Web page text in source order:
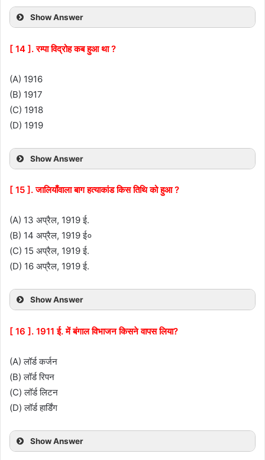
Show Answer
[ 14 ]. रम्पा विद्रोह कब हुआ था ?
(A) 1916
(B) 1917
(C) 1918
(D) 1919
Show Answer
[ 15 ]. जालियाँवाला बाग हत्याकांड किस तिथि को हुआ ?
(A) 13 अप्रैल, 1919 ई.
(B) 14 अप्रैल, 1919 ई०
(C) 15 अप्रैल, 1919 ई.
(D) 16 अप्रैल, 1919 ई.
Show Answer
[ 16 ]. 1911 ई. में बंगाल विभाजन किसने वापस लिया?
(A) लॉर्ड कर्जन
(B) लॉर्ड रिपन
(C) लॉर्ड लिटन
(D) लॉर्ड हार्डिंग
Show Answer